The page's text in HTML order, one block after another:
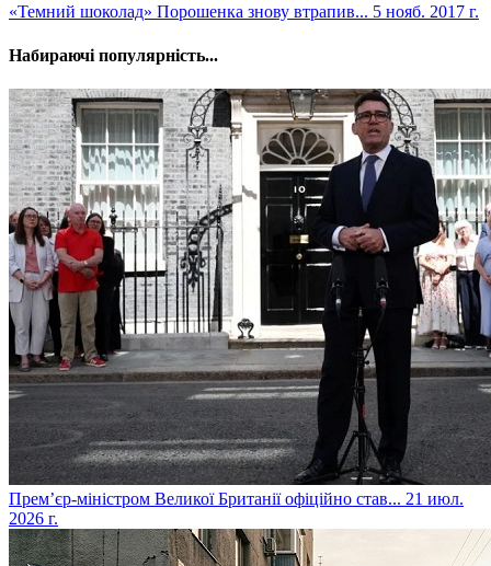
​«Темний шоколад» Порошенка знову втрапив... 5 нояб. 2017 г.
Набираючі популярність...
​Прем’єр-міністром Великої Британії офіційно став... 21 июл.
2026 г.